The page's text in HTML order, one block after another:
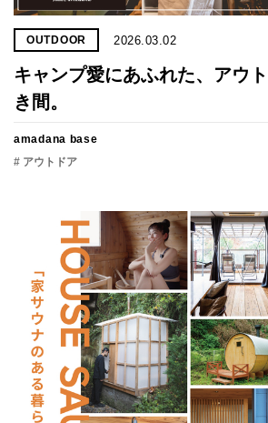
OUTDOOR 2026.03.02
キャンプ愛にあふれた、アウ
き間。
amadana base
# アウトドア